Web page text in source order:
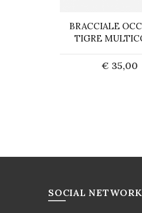
BRACCIALE
TIGRE
€ 35,00
SOCIAL NETWORK